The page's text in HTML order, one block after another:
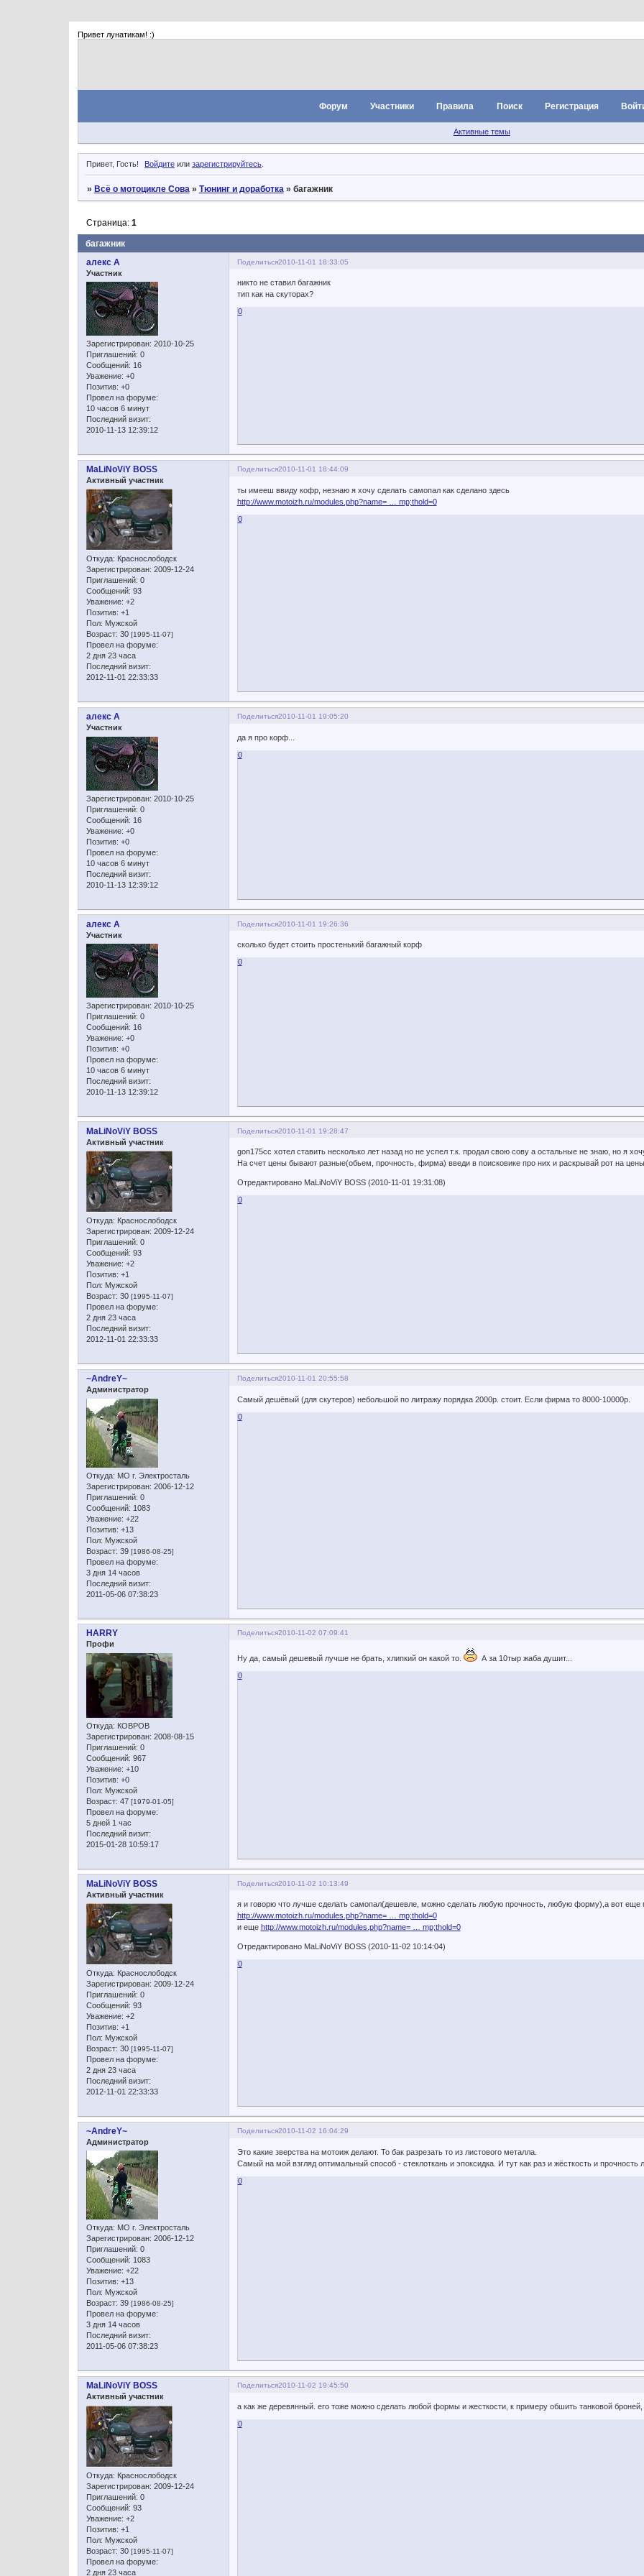
Привет лунатикам! :)
Форум Участники Правила Поиск Регистрация
Активные темы
Привет, Гость! Войдите илизарегистрируйтесь.
» Всё о мотоцикле Сова » Тюнинг и доработка » багажник
багажник
Страница: 1
Поделиться2010-11-01 18:33:05
алекс А
Участник
Зарегистрирован: 2010-10-25
Приглашений: 0
Сообщений: 16
Уважение: +0
Позитив: +0
Провел на форуме:
10 часов 6 минут
Последний визит:
2010-11-13 12:39:12
никто не ставил багажник
тип как на скуторах?
0
Поделиться2010-11-01 18:44:09
MaLiNoViY BOSS
Активный участник
Откуда: Краснослободск
Зарегистрирован: 2009-12-24
Приглашений: 0
Сообщений: 93
Уважение: +2
Позитив: +1
Пол: Мужской
Возраст: 30 [1995-11-07]
Провел на форуме:
2 дня 23 часа
Последний визит:
2012-11-01 22:33:33
ты имееш ввиду кофр, незнаю я хочу сделать самопал как сделано здесь
http://www.motoizh.ru/modules.php?name= … mp;thold=0
0
Поделиться2010-11-01 19:05:20
алекс А
Участник
Зарегистрирован: 2010-10-25
Приглашений: 0
Сообщений: 16
Уважение: +0
Позитив: +0
Провел на форуме:
10 часов 6 минут
Последний визит:
2010-11-13 12:39:12
да я про корф...
0
Поделиться2010-11-01 19:26:36
алекс А
Участник
Зарегистрирован: 2010-10-25
Приглашений: 0
Сообщений: 16
Уважение: +0
Позитив: +0
Провел на форуме:
10 часов 6 минут
Последний визит:
2010-11-13 12:39:12
сколько будет стоить простенький багажный корф
0
Поделиться2010-11-01 19:28:47
MaLiNoViY BOSS
Активный участник
Откуда: Краснослободск
Зарегистрирован: 2009-12-24
Приглашений: 0
Сообщений: 93
Уважение: +2
Позитив: +1
Пол: Мужской
Возраст: 30 [1995-11-07]
Провел на форуме:
2 дня 23 часа
Последний визит:
2012-11-01 22:33:33
gon175cc хотел ставить несколько лет назад но не успел т.к. продал свою сову а остальные не знаю, но я
На счет цены бывают разные(обьем, прочность, фирма) введи в поисковике про них и раскрывай рот на
Отредактировано MaLiNoViY BOSS (2010-11-01 19:31:08)
0
Поделиться2010-11-01 20:55:58
~AndreY~
Администратор
Откуда: МО г. Электросталь
Зарегистрирован: 2006-12-12
Приглашений: 0
Сообщений: 1083
Уважение: +22
Позитив: +13
Пол: Мужской
Возраст: 39 [1986-08-25]
Провел на форуме:
3 дня 14 часов
Последний визит:
2011-05-06 07:38:23
Самый дешёвый (для скутеров) небольшой по литражу порядка 2000р. стоит. Если фирма то 8000-10000р.
0
Поделиться2010-11-02 07:09:41
HARRY
Профи
Откуда: КОВРОВ
Зарегистрирован: 2008-08-15
Приглашений: 0
Сообщений: 967
Уважение: +10
Позитив: +0
Пол: Мужской
Возраст: 47 [1979-01-05]
Провел на форуме:
5 дней 1 час
Последний визит:
2015-01-28 10:59:17
Ну да, самый дешевый лучше не брать, хлипкий он какой то.
А за 10тыр жаба душит...
0
Поделиться2010-11-02 10:13:49
MaLiNoViY BOSS
Активный участник
Откуда: Краснослободск
Зарегистрирован: 2009-12-24
Приглашений: 0
Сообщений: 93
Уважение: +2
Позитив: +1
Пол: Мужской
Возраст: 30 [1995-11-07]
Провел на форуме:
2 дня 23 часа
Последний визит:
2012-11-01 22:33:33
я и говорю что лучше сделать самопал(дешевле, можно сделать любую прочность, любую форму),а вот еще
http://www.motoizh.ru/modules.php?name= … mp;thold=0
и еще http://www.motoizh.ru/modules.php?name= … mp;thold=0
Отредактировано MaLiNoViY BOSS (2010-11-02 10:14:04)
0
Поделиться2010-11-02 16:04:29
~AndreY~
Администратор
Откуда: МО г. Электросталь
Зарегистрирован: 2006-12-12
Приглашений: 0
Сообщений: 1083
Уважение: +22
Позитив: +13
Пол: Мужской
Возраст: 39 [1986-08-25]
Провел на форуме:
3 дня 14 часов
Последний визит:
2011-05-06 07:38:23
Это какие зверства на мотоиж делают. То бак разрезать то из листового металла.
Самый на мой взгляд оптимальный способ - стеклоткань и эпоксидка. И тут как раз и жёсткость и
0
Поделиться2010-11-02 19:45:50
MaLiNoViY BOSS
Активный участник
Откуда: Краснослободск
Зарегистрирован: 2009-12-24
Приглашений: 0
Сообщений: 93
Уважение: +2
Позитив: +1
Пол: Мужской
Возраст: 30 [1995-11-07]
Провел на форуме:
2 дня 23 часа
а как же деревянный. его тоже можно сделать любой формы и жесткости, к примеру обшить танковой
0